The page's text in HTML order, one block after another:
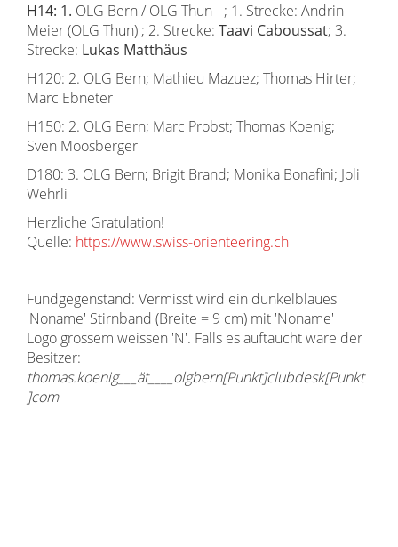
H14: 1. OLG Bern / OLG Thun - ; 1. Strecke: Andrin
Meier (OLG Thun) ; 2. Strecke: Taavi Caboussat; 3.
Strecke: Lukas Matthäus
H120: 2. OLG Bern; Mathieu Mazuez; Thomas Hirter;
Marc Ebneter
H150: 2. OLG Bern; Marc Probst; Thomas Koenig;
Sven Moosberger
D180: 3. OLG Bern; Brigit Brand; Monika Bonafini; Joli
Wehrli
Herzliche Gratulation!
Quelle: https://www.swiss-orienteering.ch
Fundgegenstand: Vermisst wird ein dunkelblaues
'Noname' Stirnband (Breite = 9 cm) mit 'Noname'
Logo grossem weissen 'N'. Falls es auftaucht wäre der
Besitzer:
thomas.koenig___ät____olgbern[Punkt]clubdesk[Punkt
]com